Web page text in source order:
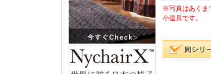
※写真はあくま
小道具です。